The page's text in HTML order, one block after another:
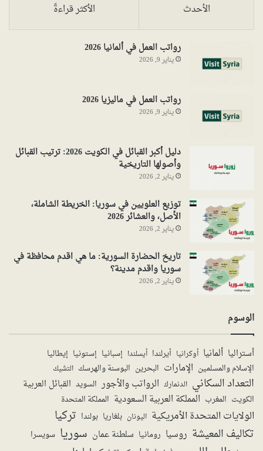
الأحدث الأكثر قراءةً
رواتب العمل في ألمانيا 2026
يناير 9, 2026
رواتب العمل في ماليزيا 2026
يناير 9, 2026
دليل أكبر القبائل في الكويت 2026: ترتيب القبائل
وأصولها التاريخية
يناير 2, 2026
توزيع العلويين في سوريا: الخريطة الشاملة،
الأصل، والعشائر 2026
يناير 2, 2026
تاريخ الحضارة السورية: ما هي اقدم محافظة في
سوريا واقدم مدينة؟
يناير 2, 2026
الوسوم
أستراليا ألمانيا أوكرانيا أيرلندا أيسلندا إسبانيا إستونيا إيطاليا
الإسلام والمسلمين الإمارات البحرين البوسنة والهرسك التشيك
التعداد السكاني الدنمارك الرواتب والأجور السويد القبائل العربية
الكويت المغرب المملكة العربية السعودية المملكة المتحدة
الولايات المتحدة الأمريكية اليونان بلغاريا بولندا تركيا
تكاليف المعيشة روسيا رومانيا سلطنة عمان سوريا سويسرا